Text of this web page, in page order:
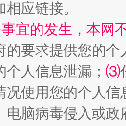
原罪" "炒
应链接。
宜的发生，本网
的要求提供您的个
人信息泄漏； ⑶
况使用您的个人
电脑病毒侵入或